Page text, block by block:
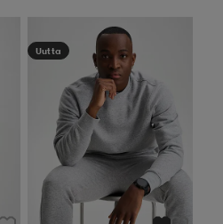
Valitse 2, maksa 44,99€
Uutta